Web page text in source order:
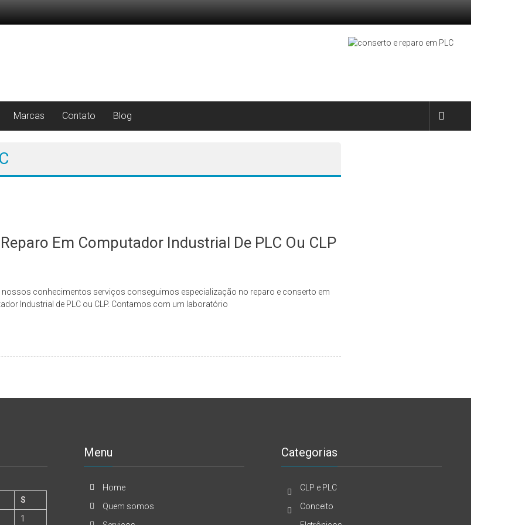
Marcas Contato Blog
Em Computador Industrial De PLC Ou CLP
conhecimentos serviços conseguimos especialização no reparo e conserto em
Industrial de PLC ou CLP. Contamos com um laboratório
S
1
Menu
Home
Quem somos
Categorias
CLP e PLC
Conceito